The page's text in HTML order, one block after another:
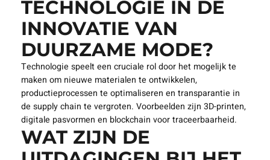
TECHNOLOGIE IN DE
INNOVATIE VAN
DUURZAME MODE?
Technologie speelt een cruciale rol door het mogelijk te
maken om nieuwe materialen te ontwikkelen,
productieprocessen te optimaliseren en transparantie in
de supply chain te vergroten. Voorbeelden zijn 3D-printen,
digitale pasvormen en blockchain voor traceerbaarheid.
WAT ZIJN DE